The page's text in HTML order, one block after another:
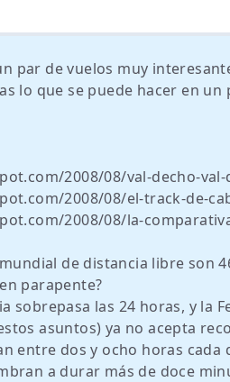
par de vuelos muy
lo que se puede hacer en un
2008/08/val-decho-
2008/08/el-track-de-
2008/08/la-
de distancia libre son
parapente?
sobrepasa las 24 horas, y la
asuntos) ya no acepta
entre dos y ocho horas cada
a durar más de doce